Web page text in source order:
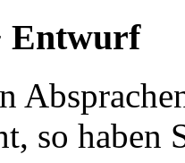
Entwurf
so